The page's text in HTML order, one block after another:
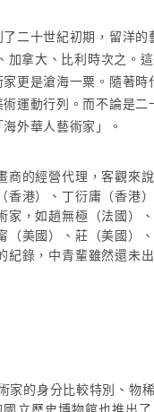
二十世紀初期，留洋的
拿大、比利時次之。
更是滄海一粟。隨著時
運動行列。而不論是二
外華人藝術家」。
商的經營代理，客觀來
港）、丁衍庸（香港
，如趙無極（法國）
美國）、莊（美國）
錄，中青輩雖然還未
的身分比較特別、物
立歷史博物館也推出